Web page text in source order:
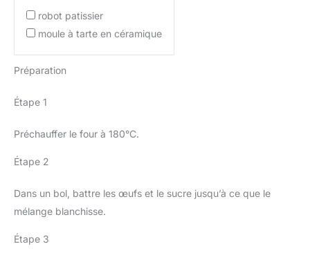
robot patissier
moule à tarte en céramique
Préparation
Étape 1
Préchauffer le four à 180°C.
Étape 2
Dans un bol, battre les œufs et le sucre jusqu’à ce que le
mélange blanchisse.
Étape 3